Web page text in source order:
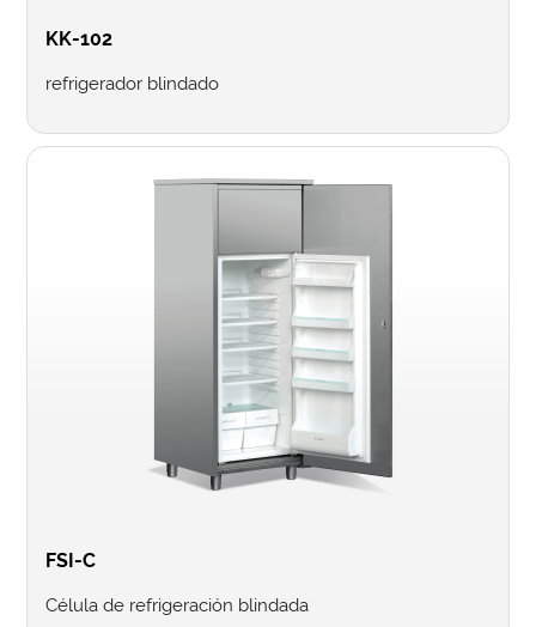
KK-102
refrigerador blindado
FSI-C
Célula de refrigeración blindada